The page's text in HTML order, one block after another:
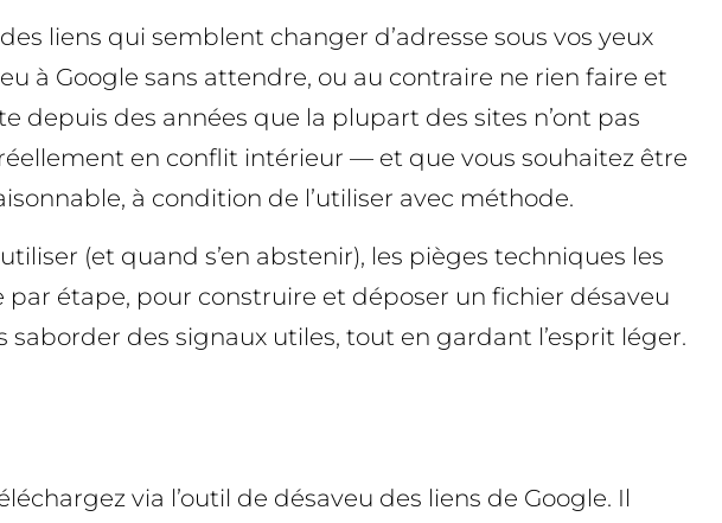
liens qui semblent changer d’adresse sous vos yeux
à Google sans attendre, ou au contraire ne rien faire et
depuis des années que la plupart des sites n’ont pas
en conflit intérieur — et que vous souhaitez être
à condition de l’utiliser avec méthode.
(et quand s’en abstenir), les pièges techniques les
par étape, pour construire et déposer un fichier désaveu
des signaux utiles, tout en gardant l’esprit léger.
via l’outil de désaveu des liens de Google. Il